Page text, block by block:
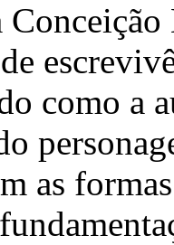
como a
as